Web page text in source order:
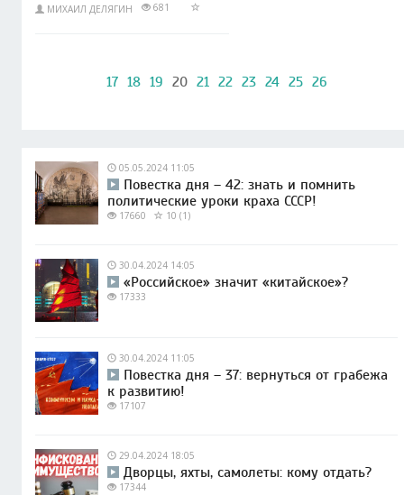
МИХАИЛ ДЕЛЯГИН 681
17 18 19 20 21 22 23 24 25 26
05.05.2024 11:05
Повестка дня – 42: знать и помнить
политические уроки краха СССР!
17660 10 (1)
30.04.2024 14:05
«Российское» значит «китайское»?
17333
30.04.2024 11:05
Повестка дня – 37: вернуться от грабежа
к развитию!
17107
29.04.2024 18:05
Дворцы, яхты, самолеты: кому отдать?
17344